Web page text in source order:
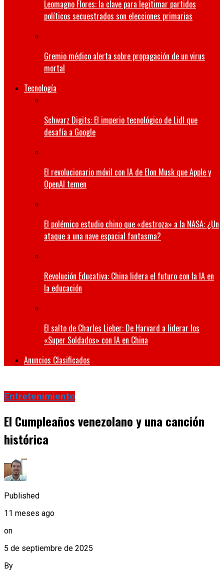
Leomagno Flores: la clave para legitimar partidos
políticos secuestrados son elecciones primarias
Gremio médico alerta sobre propagación de un virus
mortal
Tecnología
Schwarz Digits: El imperio tecnológico de Lidl que
desafía a Google
El revolucionario móvil con IA de Elon Musk que Apple y
OpenAI temen
El polémico estudio chino que «destroza» a la NASA: ¿Un
ataque a una nave espacial fantasma?
Revolución Educativa: China lidera el futuro con la IA en
la educación
El salto de Charles Lieber: De Harvard a liderar los
«Super Soldados» con IA en China
Anuncios Clasificados
Entretenimiento
El Cumpleaños venezolano y una canción
histórica
Published
11 meses ago
on
5 de septiembre de 2025
By